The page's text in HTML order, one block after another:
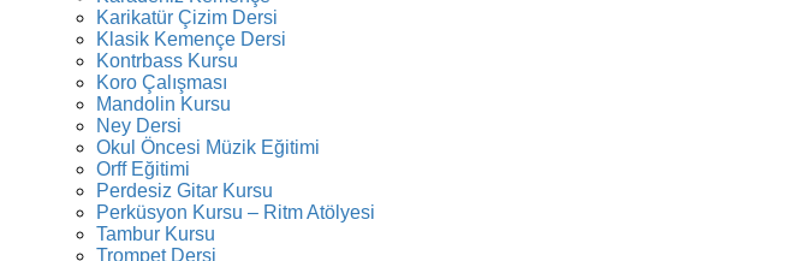
Karikatür Çizim Dersi
Klasik Kemençe Dersi
Kontrbass Kursu
Koro Çalışması
Mandolin Kursu
Ney Dersi
Okul Öncesi Müzik Eğitimi
Orff Eğitimi
Perdesiz Gitar Kursu
Perküsyon Kursu – Ritm Atölyesi
Tambur Kursu
Trompet Dersi